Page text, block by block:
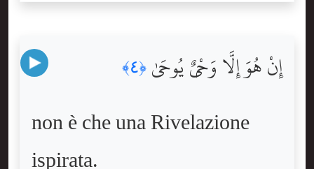
إِنْ هُوَ إِلَّا وَحْىٌۭ يُوحَىٰ ﴿٤﴾
non è che una Rivelazione
ispirata.